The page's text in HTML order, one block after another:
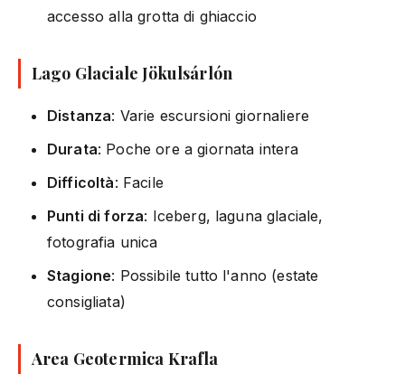
accesso alla grotta di ghiaccio
Lago Glaciale Jökulsárlón
Distanza: Varie escursioni giornaliere
Durata: Poche ore a giornata intera
Difficoltà: Facile
Punti di forza: Iceberg, laguna glaciale,
fotografia unica
Stagione: Possibile tutto l'anno (estate
consigliata)
Area Geotermica Krafla